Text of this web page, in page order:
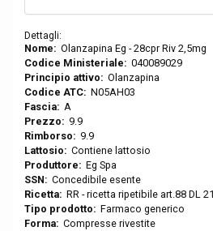
Dettagli:
Nome: Olanzapina Eg - 28cpr Riv 2,5mg
Codice Ministeriale: 040089029
Principio attivo: Olanzapina
Codice ATC: N05AH03
Fascia: A
Prezzo: 9.9
Rimborso: 9.9
Lattosio: Contiene lattosio
Produttore: Eg Spa
SSN: Concedibile esente
Ricetta: RR - ricetta ripetibile art.88 DL
Tipo prodotto: Farmaco generico
Forma: Compresse rivestite